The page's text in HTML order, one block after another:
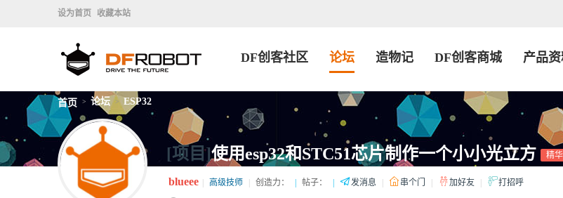
设为首页 收藏本站
DF创客社区 论坛 造物记 DF创客商城 产品
首页 > 论坛 > ESP32
[项目]使用esp32和STC51芯片制作一个小小光立方 精华
blueee 高级技师 创造力： 帖子： 发消息 串个门 加好友 打招呼